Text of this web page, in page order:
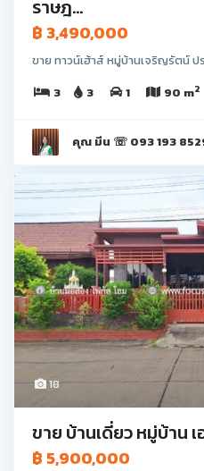
ราษฎ...
฿ 3,490,000
ขาย ทาวน์เฮ้าส์ หมู่บ้านเจริญรัตน์ ป
3
3 1 90 m2
คุณ มีน ☏ 093 193
18
ขาย บ้านเดี่ยว หมู่บ้าน
฿ 5,900,000